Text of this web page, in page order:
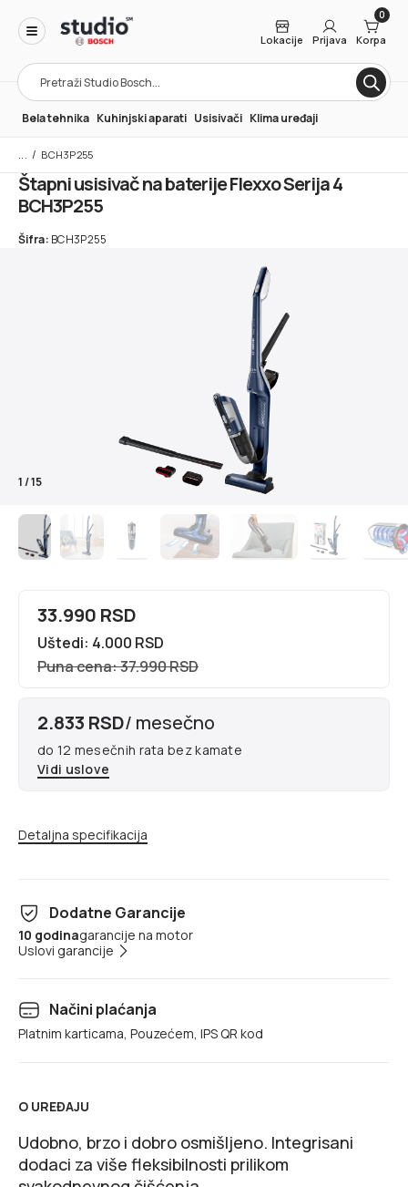
Products
search
Lokacije Prijava
0
Korpa
Bela tehnika Kuhinjski aparati Usisivači Klima uređaji
/ BCH3P255
Štapni usisivač na baterije Flexxo Serija 4
BCH3P255
Šifra: BCH3P255
1/15
33.990 RSD
Uštedi: 4.000 RSD
Puna cena: 37.990 RSD
2.833 RSD/ mesečno
do 12 mesečnih rata bez kamate
Vidi uslove
Detaljna specifikacija
Dodatne Garancije
10 godinagarancije na motor
Uslovi garancije
Načini plaćanja
Platnim karticama, Pouzećem, IPS QR kod
O UREĐAJU
Udobno, brzo i dobro osmišljeno. Integrisani
dodaci za više fleksibilnosti prilikom